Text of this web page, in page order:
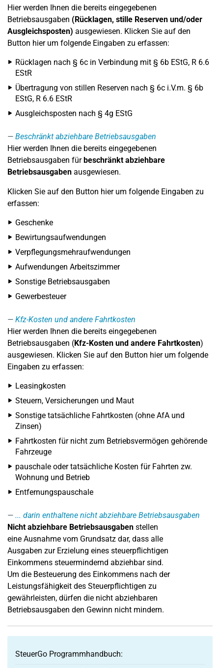
Hier werden Ihnen die bereits eingegebenen
Betriebsausgaben (Rücklagen, stille Reserven und/oder
Ausgleichsposten) ausgewiesen. Klicken Sie auf den
Button hier um folgende Eingaben zu erfassen:
Rücklagen nach § 6c in Verbindung mit § 6b EStG, R 6.6
EStR
Übertragung von stillen Reserven nach § 6c i.V.m. § 6b
EStG, R 6.6 EStR
Ausgleichsposten nach § 4g EStG
Beschränkt abziehbare Betriebsausgaben
Hier werden Ihnen die bereits eingegebenen
Betriebsausgaben fürbeschränkt abziehbare
Betriebsausgaben ausgewiesen.
Klicken Sie auf den Button hier um folgende Eingaben zu
erfassen:
Geschenke
Bewirtungsaufwendungen
Verpflegungsmehraufwendungen
Aufwendungen Arbeitszimmer
Sonstige Betriebsausgaben
Gewerbesteuer
Kfz-Kosten und andere Fahrtkosten
Hier werden Ihnen die bereits eingegebenen
Betriebsausgaben (Kfz-Kosten und andere Fahrtkosten)
ausgewiesen. Klicken Sie auf den Button hier um folgende
Eingaben zu erfassen:
Leasingkosten
Steuern, Versicherungen und Maut
Sonstige tatsächliche Fahrtkosten (ohne AfA und
Zinsen)
Fahrtkosten für nicht zum Betriebsvermögen gehörende
Fahrzeuge
pauschale oder tatsächliche Kosten für Fahrten zw.
Wohnung und Betrieb
Entfernungspauschale
... darin enthaltene nicht abziehbare Betriebsausgaben
Nicht abziehbare Betriebsausgaben stellen
eine Ausnahme vom Grundsatz dar, dass alle
Ausgaben zur Erzielung eines steuerpflichtigen
Einkommens steuermindernd abziehbar sind.
Um die Besteuerung des Einkommens nach der
Leistungsfähigkeit des Steuerpflichtigen zu
gewährleisten, dürfen die nicht abziehbaren
Betriebsausgaben den Gewinn nicht mindern.
SteuerGo Programmhandbuch: